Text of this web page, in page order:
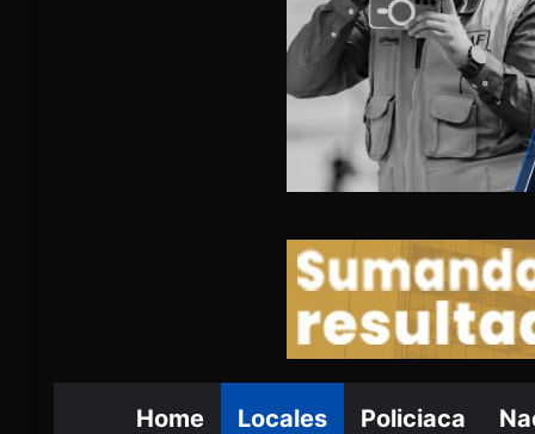
Home Locales Policiaca